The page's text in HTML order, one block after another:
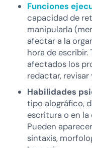
Funciones
capacidad de
manipularla
afectar a la
hora de
afectados los
redactar,
Habilidades
tipo alográfico,
escritura o en
Pueden
sintaxis,